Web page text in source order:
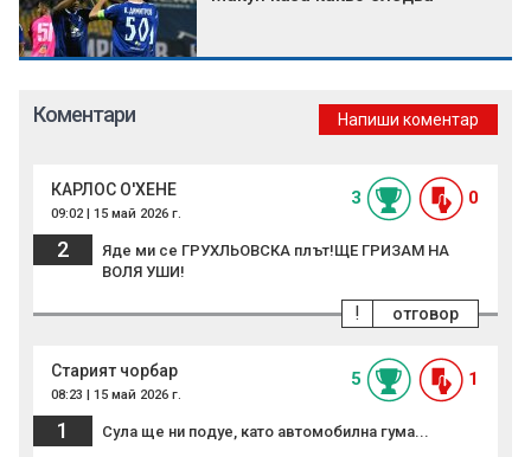
Коментари Напиши коментар
КАРЛОС О'ХЕНЕ
09:02 | 15 май 2026 г.
3 0
2
Яде ми се ГРУХЛЬОВСКА плът!ЩЕ ГРИЗАМ НА
ВОЛЯ УШИ!
отговор
!
Старият чорбар
08:23 | 15 май 2026 г.
5 1
1 Сула ще ни подуе, като автомобилна гума...